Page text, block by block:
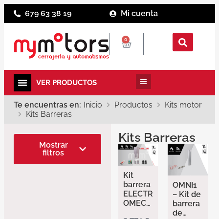
679 63 38 19 Mi cuenta
0
Te encuentras en: Inicio Productos
Kits motor
Kits Barreras
Marcas
Erreka
Uso
Mostrar
filtros
Kits Barreras
Kit
barrera
ELECTR
OMECA
OMNI1
– Kit de
barrera
de